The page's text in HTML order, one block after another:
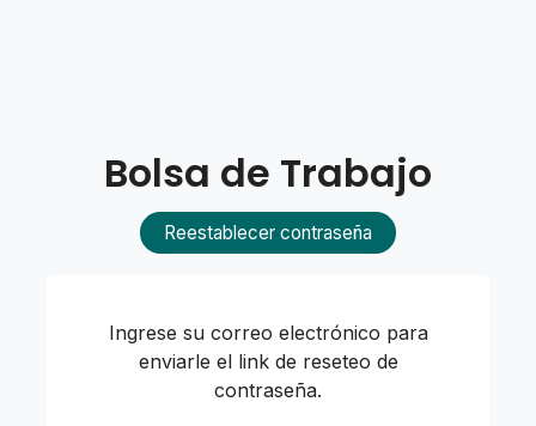
Bolsa de Trabajo
Reestablecer contraseña
Ingrese su correo electrónico para
enviarle el link de reseteo de
contraseña.